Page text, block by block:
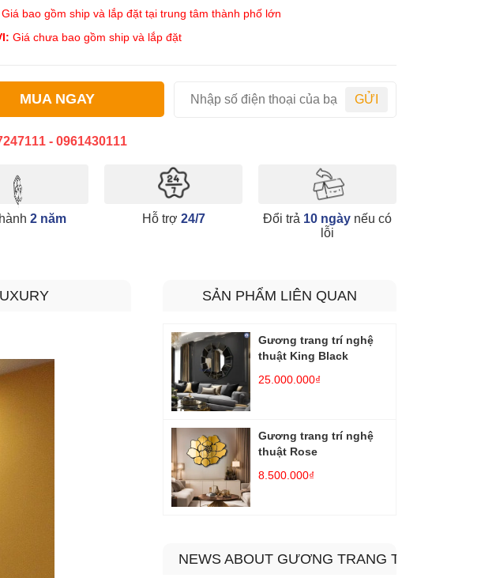
Giá bao gồm ship và lắp đặt tại trung tâm thành phố lớn
Giá chưa bao gồm ship và lắp đặt
MUA NGAY GỬI
- 0961430111
2 năm Hỗ trợ 24/7 Đổi trả 10 ngày nếu có
lỗi
SẢN PHẨM LIÊN QUAN
Gương trang trí nghệ
thuật King Black
25.000.000₫
Gương trang trí nghệ
thuật Rose
8.500.000₫
NEWS ABOUT GƯƠNG TRANG TRÍ NỘI